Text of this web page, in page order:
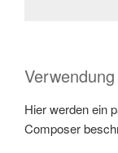
Verwendung
Hier werden ein
Composer